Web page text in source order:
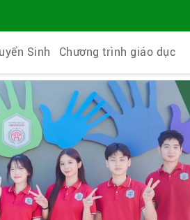
Sinh Chương trình giáo dục